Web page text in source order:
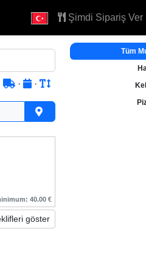
Şimdi Sipariş Ver
· ·
40.00 €
göster
Tüm